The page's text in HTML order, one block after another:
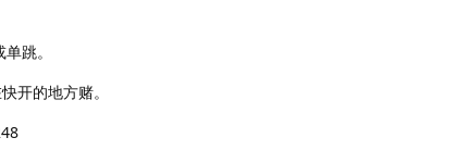
跳。
开的地方赌。